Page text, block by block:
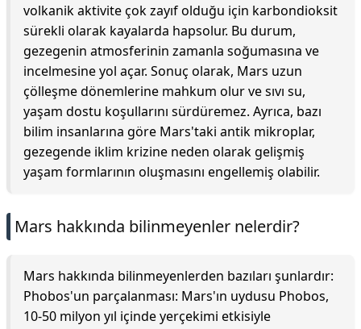
volkanik aktivite çok zayıf olduğu için karbondioksit
sürekli olarak kayalarda hapsolur. Bu durum,
gezegenin atmosferinin zamanla soğumasına ve
incelmesine yol açar. Sonuç olarak, Mars uzun
çölleşme dönemlerine mahkum olur ve sıvı su,
yaşam dostu koşullarını sürdüremez. Ayrıca, bazı
bilim insanlarına göre Mars'taki antik mikroplar,
gezegende iklim krizine neden olarak gelişmiş
yaşam formlarının oluşmasını engellemiş olabilir.
Mars hakkında bilinmeyenler nelerdir?
Mars hakkında bilinmeyenlerden bazıları şunlardır:
Phobos'un parçalanması: Mars'ın uydusu Phobos,
10-50 milyon yıl içinde yerçekimi etkisiyle